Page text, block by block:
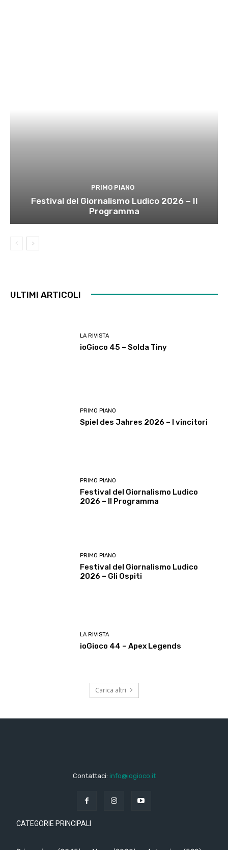
PRIMO PIANO
Festival del Giornalismo Ludico 2026 – Il
Programma
ULTIMI ARTICOLI
LA RIVISTA
ioGioco 45 – Solda Tiny
PRIMO PIANO
Spiel des Jahres 2026 – I vincitori
PRIMO PIANO
Festival del Giornalismo Ludico
2026 – Il Programma
PRIMO PIANO
Festival del Giornalismo Ludico
2026 – Gli Ospiti
LA RIVISTA
ioGioco 44 – Apex Legends
Carica altri
Contattaci: info@iogioco.it
CATEGORIE PRINCIPALI